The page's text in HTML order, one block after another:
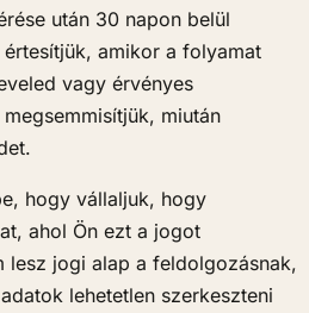
után 30 napon belül
amikor a folyamat
vagy érvényes
miután
hogy vállaljuk, hogy
ahol Ön ezt a jogot
lesz jogi alap a feldolgozásnak,
lehetetlen szerkeszteni